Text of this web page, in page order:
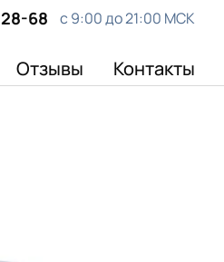
68 с 9:00 до 21:00 МСК
Отзывы Контакты